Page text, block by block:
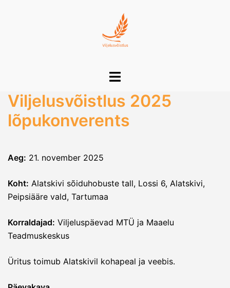
Toggle
Viljelusvõistlus 2025
lõpukonverents
Aeg: 21. november 2025
Koht: Alatskivi sõiduhobuste tall, Lossi 6, Alatskivi,
Peipsiääre vald, Tartumaa
Korraldajad: Viljeluspäevad MTÜ ja Maaelu
Teadmuskeskus
Üritus toimub Alatskivil kohapeal ja veebis.